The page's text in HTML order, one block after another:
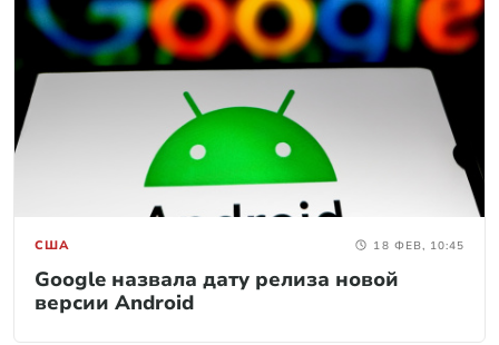
США 18 ФЕВ, 10:45
Google назвала дату релиза новой
версии Android